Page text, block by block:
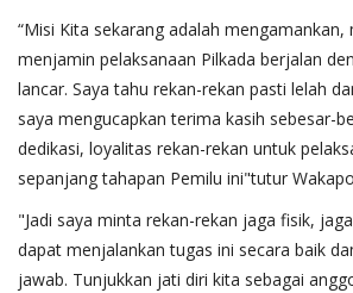
“Misi Kita sekarang adalah mengamankan,
menjamin pelaksanaan Pilkada berjalan
lancar. Saya tahu rekan-rekan pasti lelah
saya mengucapkan terima kasih sebesar-
dedikasi, loyalitas rekan-rekan untuk
sepanjang tahapan Pemilu ini"tutur
"Jadi saya minta rekan-rekan jaga fisik,
dapat menjalankan tugas ini secara baik
jawab. Tunjukkan jati diri kita sebagai